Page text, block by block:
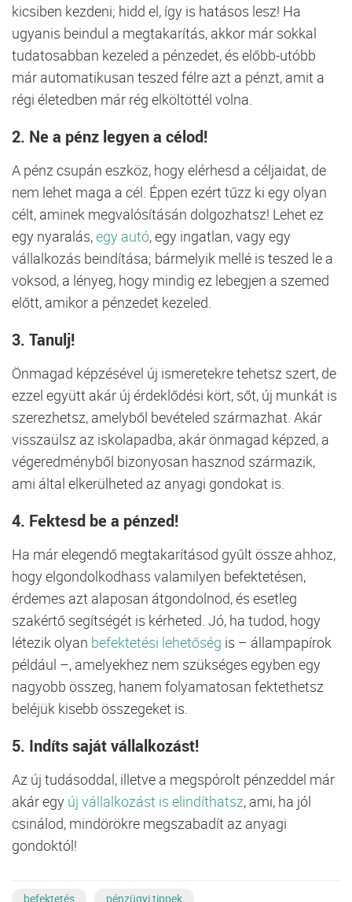
kicsiben kezdeni; hidd el, így is hatásos lesz! Ha
ugyanis beindul a megtakarítás, akkor már sokkal
tudatosabban kezeled a pénzedet, és előbb-utóbb
már automatikusan teszed félre azt a pénzt, amit a
régi életedben már rég elköltöttél volna.
2. Ne a pénz legyen a célod!
A pénz csupán eszköz, hogy elérhesd a céljaidat, de
nem lehet maga a cél. Éppen ezért tűzz ki egy olyan
célt, aminek megvalósításán dolgozhatsz! Lehet ez
egy nyaralás,egy autó, egy ingatlan, vagy egy
vállalkozás beindítása; bármelyik mellé is teszed le a
voksod, a lényeg, hogy mindig ez lebegjen a szemed
előtt, amikor a pénzedet kezeled.
3. Tanulj!
Önmagad képzésével új ismeretekre tehetsz szert, de
ezzel együtt akár új érdeklődési kört, sőt, új munkát is
szerezhetsz, amelyből bevételed származhat. Akár
visszaülsz az iskolapadba, akár önmagad képzed, a
végeredményből bizonyosan hasznod származik,
ami által elkerülheted az anyagi gondokat is.
4. Fektesd be a pénzed!
Ha már elegendő megtakarításod gyűlt össze ahhoz,
hogy elgondolkodhass valamilyen befektetésen,
érdemes azt alaposan átgondolnod, és esetleg
szakértő segítségét is kérheted. Jó, ha tudod, hogy
létezik olyan befektetési lehetőség is – állampapírok
például –, amelyekhez nem szükséges egyben egy
nagyobb összeg, hanem folyamatosan fektethetsz
beléjük kisebb összegeket is.
5. Indíts saját vállalkozást!
Az új tudásoddal, illetve a megspórolt pénzeddel már
akár egy új vállalkozást is elindíthatsz, ami, ha jól
csinálod, mindörökre megszabadít az anyagi
gondoktól!
befektetés pénzügyi tippek